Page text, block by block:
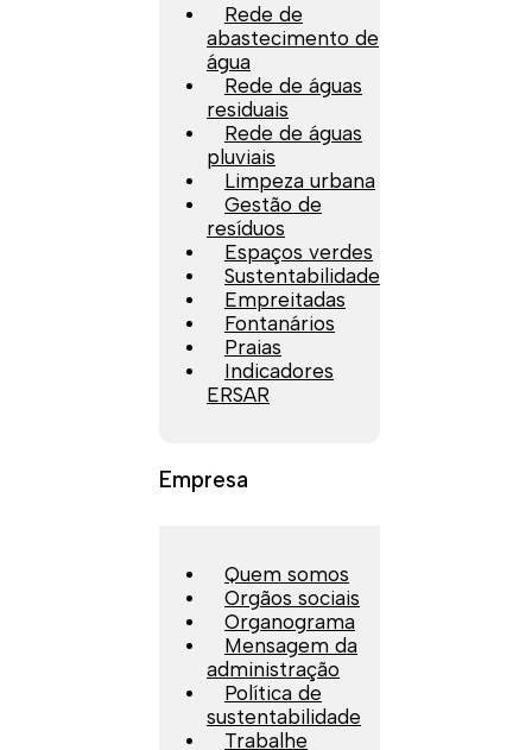
Rede de
abastecimento de
água
Rede de águas
residuais
Rede de águas
pluviais
Limpeza urbana
Gestão de
resíduos
Espaços verdes
Sustentabilidade
Empreitadas
Fontanários
Praias
Indicadores
ERSAR
Empresa
Quem somos
Orgãos sociais
Organograma
Mensagem da
administração
Política de
sustentabilidade
Trabalhe